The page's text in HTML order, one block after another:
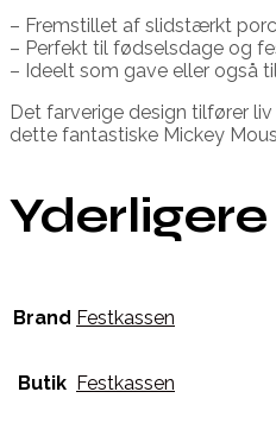
– Fremstillet af slidstærkt
– Perfekt til fødselsdage og
– Ideelt som gave eller også
Det farverige design tilfører
dette fantastiske Mickey
Brand Festkassen
Butik Festkassen